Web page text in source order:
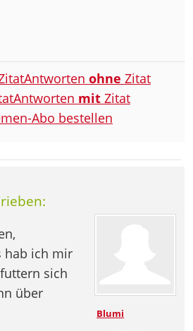
Antworten ohne Zitat
Antworten mit Zitat
Abo bestellen
Blumi
hab ich mir
sich
über